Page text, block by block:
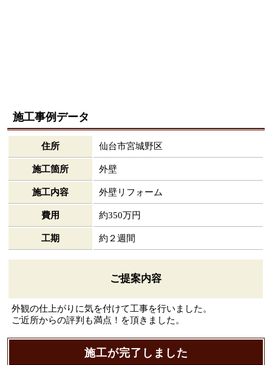
施工事例データ
住所 仙台市宮城野区
施工箇所 外壁
施工内容 外壁リフォーム
費用 約350万円
工期 約２週間
ご提案内容
外観の仕上がりに気を付けて工事を行いました。
ご近所からの評判も満点！を頂きました。
施工が完了しました